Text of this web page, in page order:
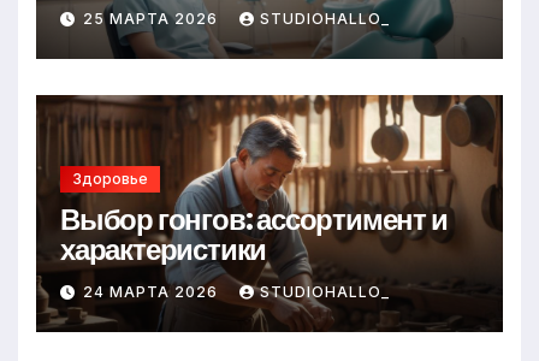
25 МАРТА 2026 STUDIOHALLO_
Здоровье
Выбор гонгов: ассортимент и
характеристики
24 МАРТА 2026 STUDIOHALLO_